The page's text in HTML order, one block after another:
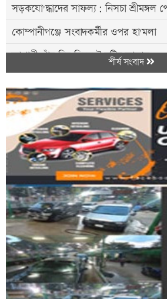
সড়কযো'দ্ধাদের সাফল্য: নিসচা শ্রীমঙ্গল
কোম্পানীগঞ্জে সংবাদকর্মীর ওপর হা'মলা
আগামী পাঁচ দিন সিলেটে বৃষ্টির আভাস
মাধবপুরে মেধাবী শিক্ষার্থীদের সংবর্ধনা
সিলেটে ১ হাজার ৯৮০ পিস ই/য়াবাসহ
বিশ্বনাথে শাহ ফাউন্ডেশনের উদ্যোগে
শীর্ষ সংবাদ